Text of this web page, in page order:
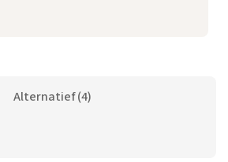
Alternatief (4)